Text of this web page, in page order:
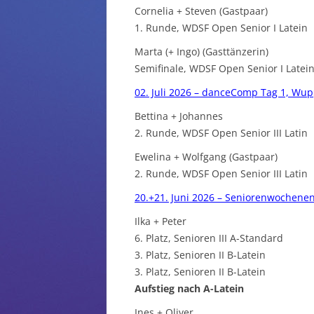
Cornelia + Steven (Gastpaar)
1. Runde, WDSF Open Senior I Latein
Marta (+ Ingo) (Gasttänzerin)
Semifinale, WDSF Open Senior I Latein
02. Juli 2026 – danceComp Tag 1,
Bettina + Johannes
2. Runde, WDSF Open Senior III Latin
Ewelina + Wolfgang (Gastpaar)
2. Runde, WDSF Open Senior III Latin
20.+21. Juni 2026 –
Ilka + Peter
6. Platz, Senioren III A-Standard
3. Platz, Senioren II B-Latein
3. Platz, Senioren II B-Latein
Aufstieg nach A-Latein